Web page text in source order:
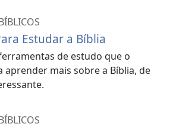
Estudar a Bíblia
de estudo que o
aprender mais sobre a Bíblia, de